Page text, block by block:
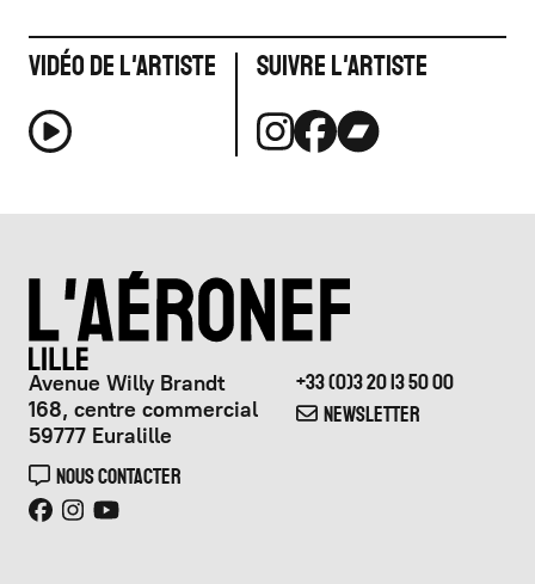
Vidéo de l'artiste Suivre l'artiste
Avenue Willy Brandt
168, centre commercial
59777 Euralille
NOUS CONTACTER
+33 (0)3 20 13 50 00
NEWSLETTER